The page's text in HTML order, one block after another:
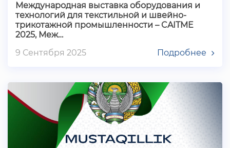
Международная выставка оборудования и
технологий для текстильной и швейно-
трикотажной промышленности – CAITME
2025, Меж…
9 Сентября 2025
Подробнее